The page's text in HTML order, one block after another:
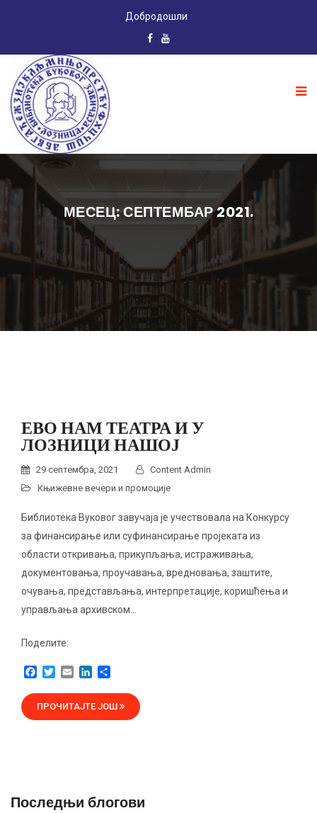
Добродошли
МЕСЕЦ: СЕПТЕМБАР 2021.
ЕВО НАМ ТЕАТРА И У
ЛОЗНИЦИ НАШОЈ
29 септембра, 2021
Content Admin
Књижевне вечери и промоције
Библиотека Вуковог завучаја је учествовала на Конкурсу
за финансирање или суфинансирање пројеката из
области откривањa, прикупљања, истраживања,
документовања, проучавања, вредновања, заштите,
очувања, представљања, интерпретације, коришћења и
управљања архивском…
Поделите:
c
e
b
i
t
t
a
i
l
n
k
e
a
r
e
ПРОЧИТАЈТЕ ЈОШ
Последњи блогови